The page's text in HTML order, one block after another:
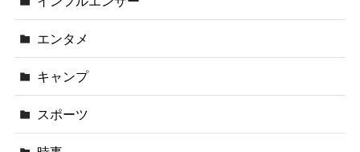
エンタメ
キャンプ
スポーツ